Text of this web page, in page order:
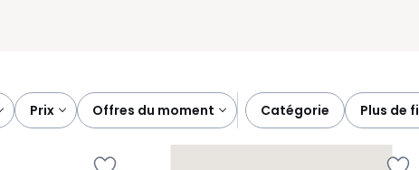
prix offres du moment catégorie plus de